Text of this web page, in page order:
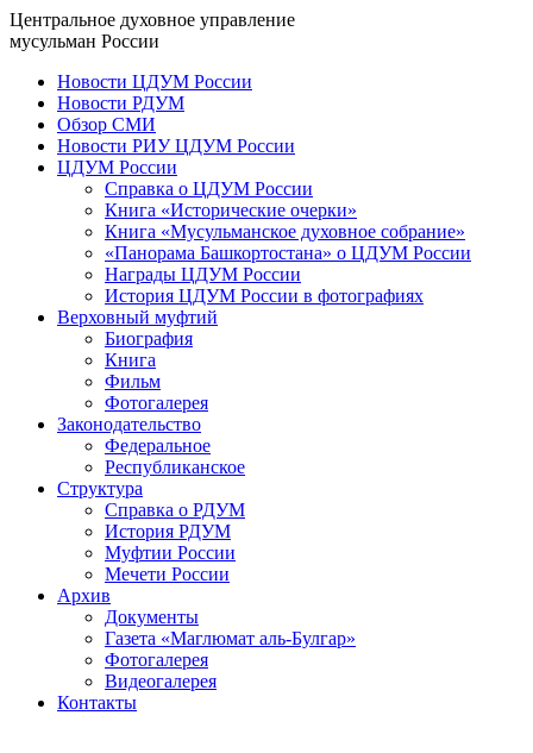
Центральное духовное управление
мусульман России
Новости ЦДУМ России
Новости РДУМ
Обзор СМИ
Новости РИУ ЦДУМ России
ЦДУМ России
Справка о ЦДУМ России
Книга «Исторические очерки»
Книга «Мусульманское духовное собрание»
«Панорама Башкортостана» о ЦДУМ России
Награды ЦДУМ России
История ЦДУМ России в фотографиях
Верховный муфтий
Биография
Книга
Фильм
Фотогалерея
Законодательство
Федеральное
Республиканское
Структура
Справка о РДУМ
История РДУМ
Муфтии России
Мечети России
Архив
Документы
Газета «Маглюмат аль-Булгар»
Фотогалерея
Видеогалерея
Контакты